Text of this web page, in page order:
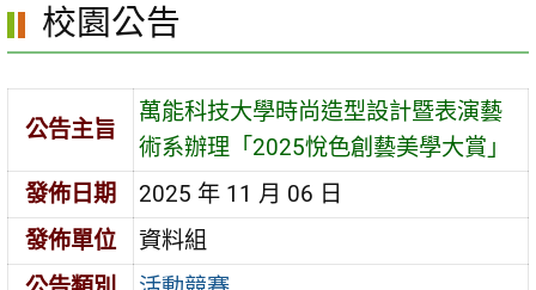
區
校園公告
公告主旨
萬能科技大學時尚造型設計暨表演藝
術系辦理「2025悅色創藝美學大賞」
發佈日期
2025 年 11 月 06 日
發佈單位
資料組